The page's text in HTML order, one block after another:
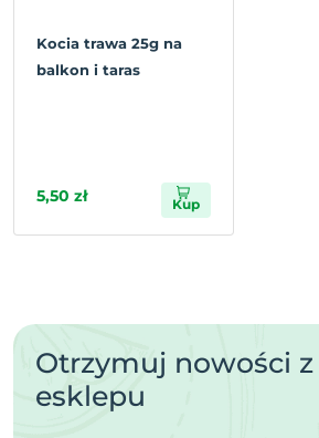
Kocia trawa 25g na
balkon i taras
5,50 zł Kup
Otrzymuj nowości z
esklepu